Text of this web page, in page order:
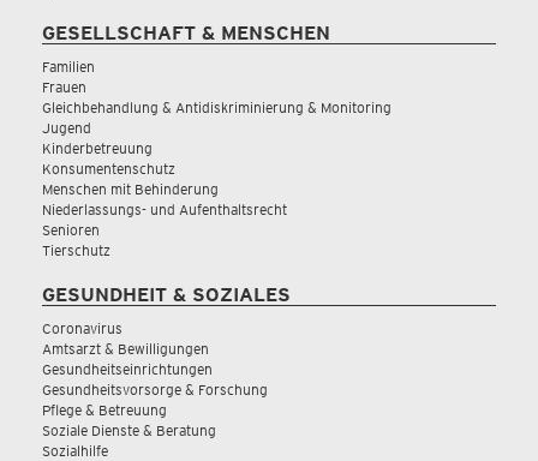
GESELLSCHAFT & MENSCHEN
Familien
Frauen
Gleichbehandlung & Antidiskriminierung & Monitoring
Jugend
Kinderbetreuung
Konsumentenschutz
Menschen mit Behinderung
Niederlassungs- und Aufenthaltsrecht
Senioren
Tierschutz
GESUNDHEIT & SOZIALES
Coronavirus
Amtsarzt & Bewilligungen
Gesundheitseinrichtungen
Gesundheitsvorsorge & Forschung
Pflege & Betreuung
Soziale Dienste & Beratung
Sozialhilfe